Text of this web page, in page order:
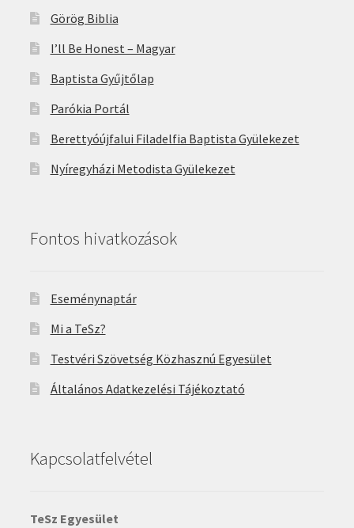
Görög Biblia
I’ll Be Honest – Magyar
Baptista Gyűjtőlap
Parókia Portál
Berettyóújfalui Filadelfia Baptista Gyülekezet
Nyíregyházi Metodista Gyülekezet
Fontos hivatkozások
Eseménynaptár
Mi a TeSz?
Testvéri Szövetség Közhasznú Egyesület
Általános Adatkezelési Tájékoztató
Kapcsolatfelvétel
TeSz Egyesület